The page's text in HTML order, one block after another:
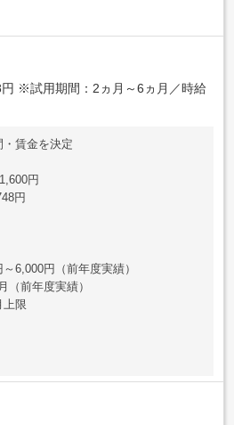
※試用期間：2ヵ月～6ヵ月／時給
賃金を決定
円
円
6,000円（前年度実績）
（前年度実績）
上限